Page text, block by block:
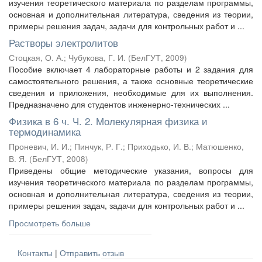
изучения теоретического материала по разделам программы,
основная и дополнительная литература, сведения из теории,
примеры решения задач, задачи для контрольных работ и ...
Растворы электролитов
Стоцкая, О. А.; Чубукова, Г. И. (БелГУТ, 2009)
Пособие включает 4 лабораторные работы и 2 задания для
самостоятельного решения, а также основные теоретические
сведения и приложения, необходимые для их выполнения.
Предназначено для студентов инженерно-технических ...
Физика в 6 ч. Ч. 2. Молекулярная физика и
термодинамика
Проневич, И. И.; Пинчук, Р. Г.; Приходько, И. В.; Матюшенко,
В. Я. (БелГУТ, 2008)
Приведены общие методические указания, вопросы для
изучения теоретического материала по разделам программы,
основная и дополнительная литература, сведения из теории,
примеры решения задач, задачи для контрольных работ и ...
Просмотреть больше
Контакты | Отправить отзыв